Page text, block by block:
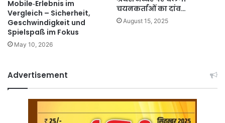
Mobile‑Erlebnis im
Vergleich – Sicherheit,
Geschwindigkeit und
Spielspaß im Fokus
May 10, 2026
चयनकर्ताओं का दांव…
August 15, 2025
Advertisement